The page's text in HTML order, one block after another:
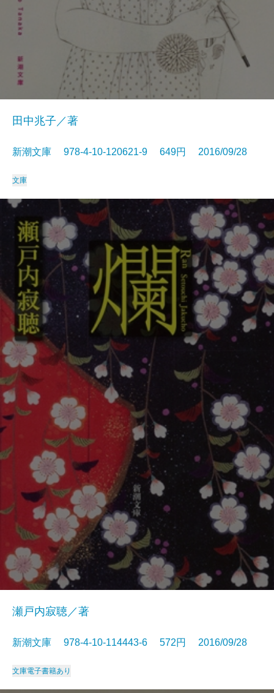
田中兆子／著
新潮文庫 978-4-10-120621-9 649円 2016/09/28
文庫
瀬戸内寂聴／著
新潮文庫 978-4-10-114443-6 572円 2016/09/28
文庫電子書籍あり